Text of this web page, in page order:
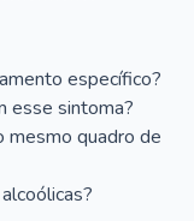
específico?
esse sintoma?
mesmo quadro de